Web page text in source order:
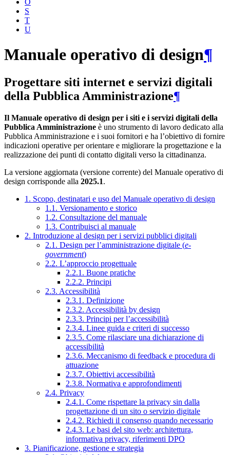
O
S
T
U
Manuale operativo di design¶
Progettare siti internet e servizi digitali
della Pubblica Amministrazione¶
Il Manuale operativo di design per i siti e i servizi digitali della
Pubblica Amministrazione è uno strumento di lavoro dedicato alla
Pubblica Amministrazione e i suoi fornitori e ha l’obiettivo di fornire
indicazioni operative per orientare e migliorare la progettazione e la
realizzazione dei punti di contatto digitali verso la cittadinanza.
La versione aggiornata (versione corrente) del Manuale operativo di
design corrisponde alla 2025.1.
1. Scopo, destinatari e uso del Manuale operativo di design
1.1. Versionamento e storico
1.2. Consultazione del manuale
1.3. Contribuisci al manuale
2. Introduzione al design per i servizi pubblici digitali
2.1. Design per l’amministrazione digitale (e-
government)
2.2. L’approccio progettuale
2.2.1. Buone pratiche
2.2.2. Principi
2.3. Accessibilità
2.3.1. Definizione
2.3.2. Accessibilità by design
2.3.3. Principi per l’accessibilità
2.3.4. Linee guida e criteri di successo
2.3.5. Come rilasciare una dichiarazione di
accessibilità
2.3.6. Meccanismo di feedback e procedura di
attuazione
2.3.7. Obiettivi accessibilità
2.3.8. Normativa e approfondimenti
2.4. Privacy
2.4.1. Come rispettare la privacy sin dalla
progettazione di un sito o servizio digitale
2.4.2. Richiedi il consenso quando necessario
2.4.3. Le basi del sito web: architettura,
informativa privacy, riferimenti DPO
3. Pianificazione, gestione e strategia